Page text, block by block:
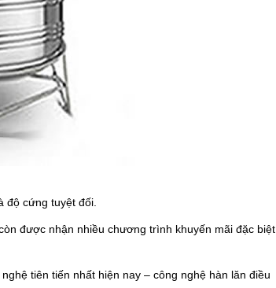
độ cứng tuyệt đối.
được nhận nhiều chương trình khuyến mãi đặc biệt
tiên tiến nhất hiện nay – công nghệ hàn lăn điều